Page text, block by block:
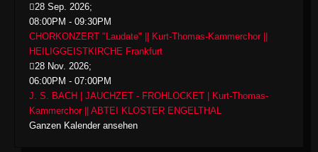
28 Sep. 2026;
08:00PM - 09:30PM
CHORKONZERT "Laudate" || Kurt-Thomas-Kammerchor ||
HEILIGGEISTKIRCHE Frankfurt
28 Nov. 2026;
06:00PM - 07:00PM
J. S. BACH | JAUCHZET - FROHLOCKET | Kurt-Thomas-
Kammerchor || ABTEI KLOSTER ENGELTHAL
Ganzen Kalender ansehen